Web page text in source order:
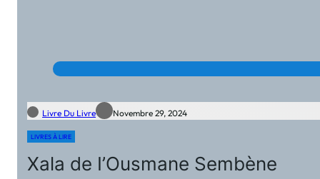
Livre Du Livre Novembre 29, 2024
LIVRES À LIRE
Xala de I’Ousmane Sembène